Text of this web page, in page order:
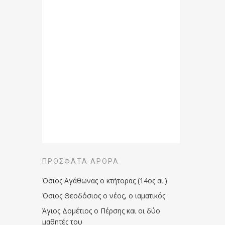
ΠΡΌΣΦΑΤΑ ΆΡΘΡΑ
Όσιος Αγάθωνας ο κτήτορας (14ος αι.)
Όσιος Θεοδόσιος ο νέος, ο ιαματικός
Άγιος Δομέτιος ο Πέρσης και οι δύο
μαθητές του